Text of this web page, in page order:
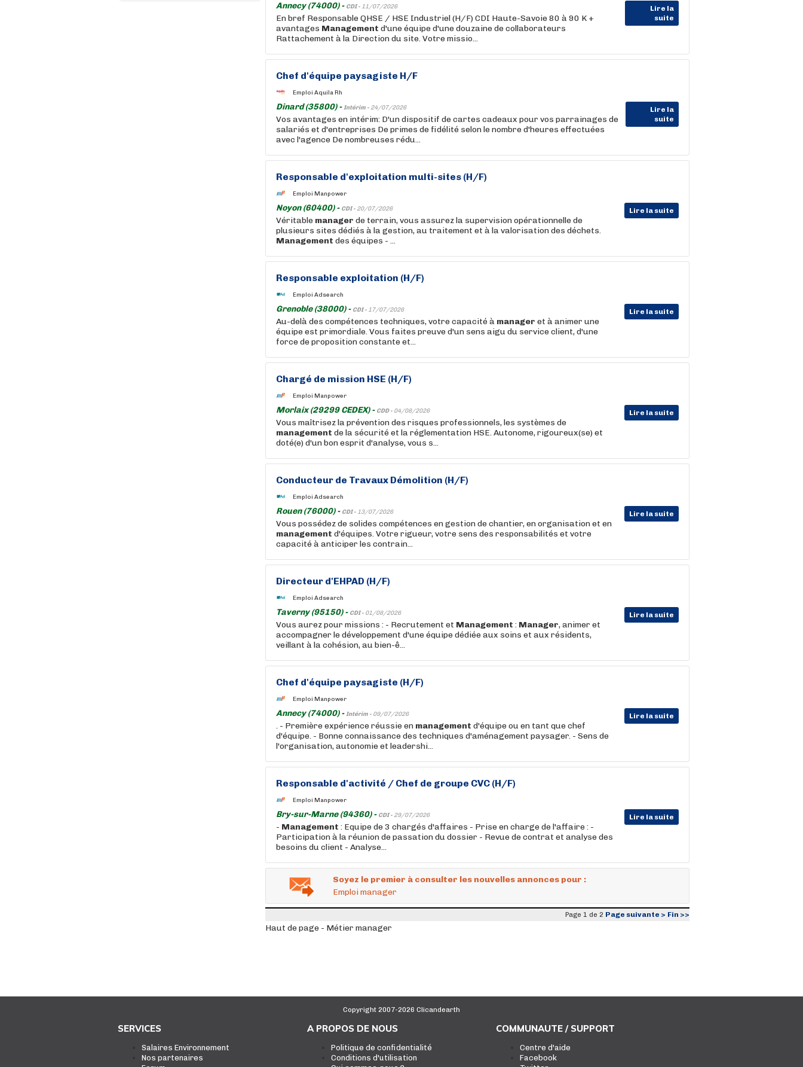
Annecy (74000) - CDI - 11/07/2026
Lire la
suite
En bref Responsable QHSE / HSE Industriel (H/F) CDI Haute-Savoie 80 à 90 K +
avantages Management d'une équipe d'une douzaine de collaborateurs
Rattachement à la Direction du site. Votre missio...
Chef d'équipe paysagiste H/F
Emploi Aquila Rh
Dinard (35800) -Intérim - 24/07/2026
Lire la
suite
Vos avantages en intérim: D'un dispositif de cartes cadeaux pour vos parrainages de
salariés et d'entreprises De primes de fidélité selon le nombre d'heures effectuées
avec l'agence De nombreuses rédu...
Responsable d'exploitation multi-sites (H/F)
Emploi Manpower
Noyon (60400) - CDI - 20/07/2026 Lire la suite
Véritable manager de terrain, vous assurez la supervision opérationnelle de
plusieurs sites dédiés à la gestion, au traitement et à la valorisation des déchets.
Management des équipes - ...
Responsable exploitation (H/F)
Emploi Adsearch
Grenoble (38000) - CDI - 17/07/2026 Lire la suite
Au-delà des compétences techniques, votre capacité à manager et à animer une
équipe est primordiale. Vous faites preuve d'un sens aigu du service client, d'une
force de proposition constante et...
Chargé de mission HSE (H/F)
Emploi Manpower
Morlaix (29299 CEDEX) - CDD - 04/08/2026 Lire la suite
Vous maîtrisez la prévention des risques professionnels, les systèmes de
management de la sécurité et la réglementation HSE. Autonome, rigoureux(se) et
doté(e) d'un bon esprit d'analyse, vous s...
Conducteur de Travaux Démolition (H/F)
Emploi Adsearch
Rouen (76000) - CDI - 13/07/2026 Lire la suite
Vous possédez de solides compétences en gestion de chantier, en organisation et en
management d'équipes. Votre rigueur, votre sens des responsabilités et votre
capacité à anticiper les contrain...
Directeur d'EHPAD (H/F)
Emploi Adsearch
Taverny (95150) - CDI - 01/08/2026 Lire la suite
Vous aurez pour missions : - Recrutement et Management : Manager, animer et
accompagner le développement d'une équipe dédiée aux soins et aux résidents,
veillant à la cohésion, au bien-ê...
Chef d'équipe paysagiste (H/F)
Emploi Manpower
Annecy (74000) -Intérim - 09/07/2026 Lire la suite
. - Première expérience réussie en management d'équipe ou en tant que chef
d'équipe. - Bonne connaissance des techniques d'aménagement paysager. - Sens de
l'organisation, autonomie et leadershi...
Responsable d'activité / Chef de groupe CVC (H/F)
Emploi Manpower
Bry-sur-Marne (94360) - CDI - 29/07/2026 Lire la suite
- Management : Equipe de 3 chargés d'affaires - Prise en charge de l'affaire : -
Participation à la réunion de passation du dossier - Revue de contrat et analyse des
besoins du client - Analyse...
Soyez le premier à consulter les nouvelles annonces pour :
Emploi manager
Page 1 de 2 Page suivante > Fin >>
Haut de page - Métier manager
Copyright 2007-2026 Clicandearth
SERVICES
Salaires Environnement
Nos partenaires
A PROPOS DE NOUS
Politique de confidentialité
Conditions d'utilisation
COMMUNAUTE / SUPPORT
Centre d'aide
Facebook